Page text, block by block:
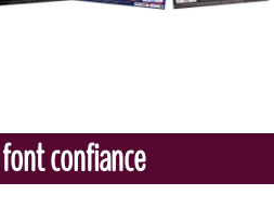
confiance